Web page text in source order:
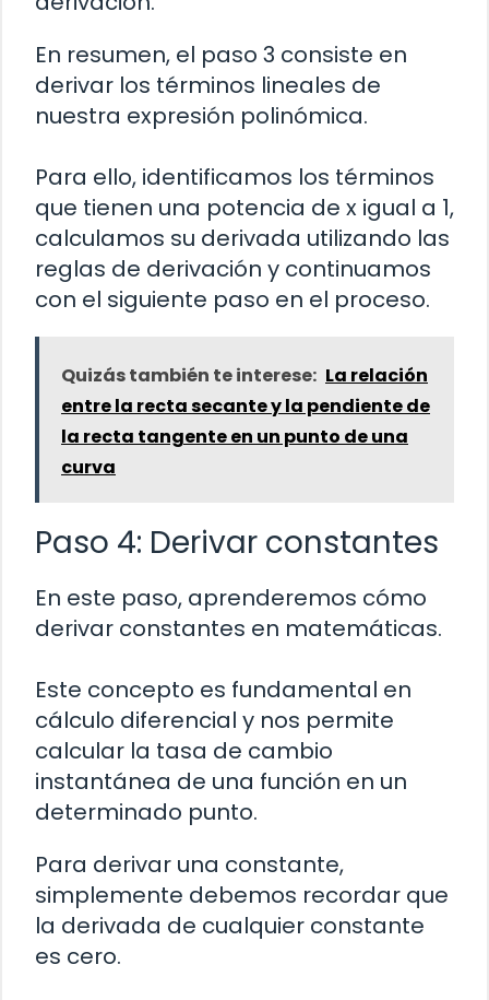
En resumen, el paso 3 consiste en
derivar los términos lineales de
nuestra expresión polinómica.
Para ello, identificamos los términos
que tienen una potencia de x igual a 1,
calculamos su derivada utilizando las
reglas de derivación y continuamos
con el siguiente paso en el proceso.
Quizás también te interese: La relación
entre la recta secante y la pendiente de
la recta tangente en un punto de una
curva
Paso 4: Derivar constantes
En este paso, aprenderemos cómo
derivar constantes en matemáticas.
Este concepto es fundamental en
cálculo diferencial y nos permite
calcular la tasa de cambio
instantánea de una función en un
determinado punto.
Para derivar una constante,
simplemente debemos recordar que
la derivada de cualquier constante
es cero.